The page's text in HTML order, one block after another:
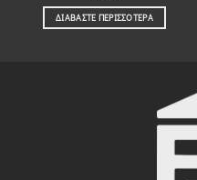
ΔΙΑΒΆΣΤΕ ΠΕΡΙΣΣΌΤΕΡΑ